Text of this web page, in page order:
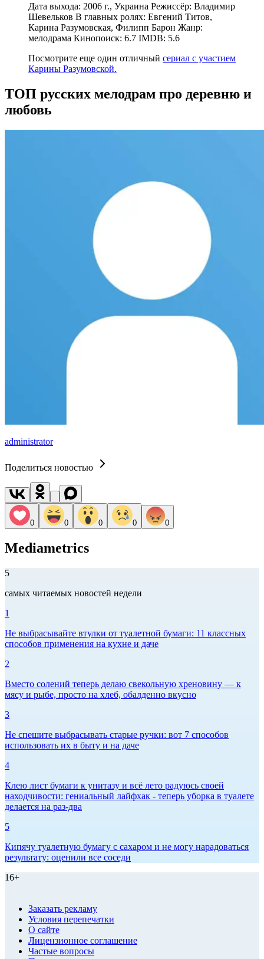
Дата выхода: 2006 г., Украина Режиссёр: Владимир
Шевельков В главных ролях: Евгений Титов,
Карина Разумовская, Филипп Барон Жанр:
мелодрама Кинопоиск: 6.7 IMDB: 5.6
Посмотрите еще один отличный сериал с участием
Карины Разумовской.
ТОП русских мелодрам про деревню и
любовь
administrator
Поделиться новостью
0 0 0 0 0
Mediametrics
5
самых читаемых новостей недели
1
Не выбрасывайте втулки от туалетной бумаги: 11 классных
способов применения на кухне и даче
2
Вместо солений теперь делаю свекольную хреновину — к
мясу и рыбе, просто на хлеб, обалденно вкусно
3
Не спешите выбрасывать старые ручки: вот 7 способов
использовать их в быту и на даче
4
Клею лист бумаги к унитазу и всё лето радуюсь своей
находчивости: гениальный лайфхак - теперь уборка в туалете
делается на раз-два
5
Кипячу туалетную бумагу с сахаром и не могу нарадоваться
результату: оценили все соседи
16+
Заказать рекламу
Условия перепечатки
О сайте
Лицензионное соглашение
Частые вопросы